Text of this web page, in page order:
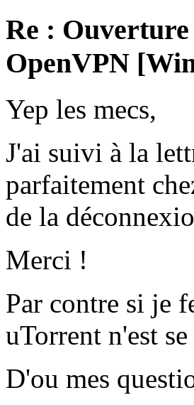
Re :
OpenVPN
Yep les mecs,
J'ai suivi à la
parfaitement
de la
Merci !
Par contre si je
uTorrent n'est
D'ou mes